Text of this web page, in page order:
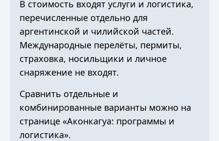
В стоимость входят услуги и логистика,
перечисленные отдельно для
аргентинской и чилийской частей.
Международные перелёты, пермиты,
страховка, носильщики и личное
снаряжение не входят.
Сравнить отдельные и
комбинированные варианты можно на
странице «Аконкагуа: программы и
логистика».